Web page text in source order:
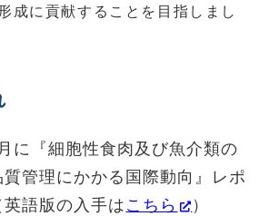
成に貢献することを目指しまし
に『細胞性食肉及び魚介類の
管理にかかる国際動向』レポ
語版の入手はこちら ）